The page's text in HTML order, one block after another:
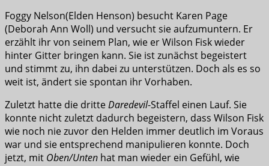
Foggy Nelson(Elden Henson) besucht Karen Page
(Deborah Ann Woll) und versucht sie aufzumuntern. Er
erzählt ihr von seinem Plan, wie er Wilson Fisk wieder
hinter Gitter bringen kann. Sie ist zunächst begeistert
und stimmt zu, ihn dabei zu unterstützen. Doch als es so
weit ist, ändert sie spontan ihr Vorhaben.
Zuletzt hatte die dritteDaredevil-Staffel einen Lauf. Sie
konnte nicht zuletzt dadurch begeistern, dass Wilson Fisk
wie noch nie zuvor den Helden immer deutlich im Voraus
war und sie entsprechend manipulieren konnte. Doch
jetzt, mit Oben/Unten hat man wieder ein Gefühl, wie